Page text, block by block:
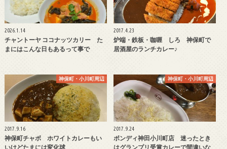
2026.1.14
チャントーヤ ココナッツカリー た
まにはこんな日もあるって事で
2017.4.23
炉端・鉄板・咖喱 しろ 神保町で
居酒屋のランチカレー♪
神保町・小川町周辺
2017.9.16
神保町チャボ ホワイトカレーもい
いけどたまには変化球
神保町・小川町周辺
2017.9.24
ボンディ神田小川町店 迷ったとき
はグランプリ受賞カレーで間違いな